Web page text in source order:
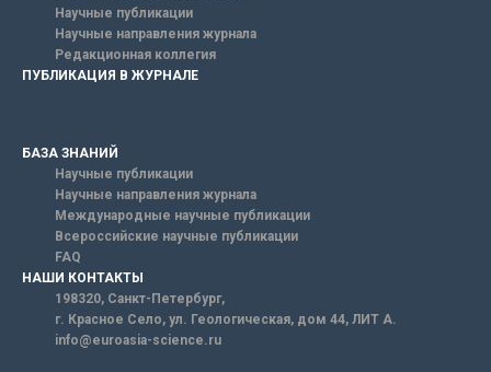
Научные публикации
Научные направления журнала
Редакционная коллегия
ПУБЛИКАЦИЯ В ЖУРНАЛЕ
БАЗА ЗНАНИЙ
Научные публикации
Научные направления журнала
Международные научные публикации
Всероссийские научные публикации
FAQ
НАШИ КОНТАКТЫ
198320, Санкт-Петербург,
г. Красное Село, ул. Геологическая, дом 44, ЛИТ А.
info@euroasia-science.ru